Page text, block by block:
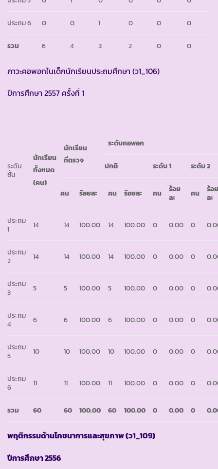
ประถม 6 0 0 1 0 0 0
รวม 6 4 3 2 0 0
ภาวะคอพอกในเด็กนักเรียนประถมศึกษา (ว1_106)
ปีการศึกษา 2557 ครั้งที่ 1
ระดับ
ชั้น
นักเรียน
ทั้งหมด
(คน)
นักเรียน
ที่ตรวจ
ระดับคอพอก
ปกติ ระดับ1 ระดับ2
คน ร้อยละ คน ร้อยละ คน
ร้อย
ละ
คน
ร้อ
ละ
ประถม
1
14 14 100.00 14 100.00 0 0.00 0
ประถม
2
14 14 100.00 14 100.00 0 0.00 0
ประถม
3
5 5 100.00 5 100.00 0 0.00 0
ประถม
4
6 6 100.00 6 100.00 0 0.00 0
ประถม
5
10 10 100.00 10 100.00 0 0.00 0
ประถม
6
11 11 100.00 11 100.00 0 0.00 0
รวม 60 60 100.00 60 100.00 0 0.00 0
พฤติกรรมด้านโภชนาการและสุขภาพ(ว1_109)
ปีการศึกษา2556